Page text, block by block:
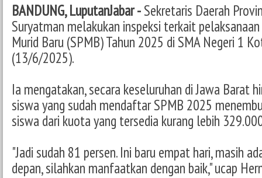
BANDUNG, LuputanJabar -Sekretaris Daerah
Suryatman melakukan inspeksi terkait
Murid Baru (SPMB) Tahun 2025 di SMA Negeri 1
(13/6/2025).
Ia mengatakan, secara keseluruhan di Jawa Barat
siswa yang sudah mendaftar SPMB 2025
siswa dari kuota yang tersedia kurang lebih
"Jadi sudah 81 persen. Ini baru empat hari, masih
depan, silahkan manfaatkan dengan baik," ucap